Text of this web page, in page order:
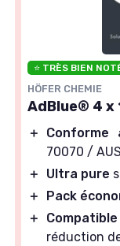
⭐ TRÈS BIEN
HÖFER CHEMIE
AdBlue® 4 x
＋ Conforme
70070 /
＋
Ultra pure
＋
Pack
＋
Compatible
réduction